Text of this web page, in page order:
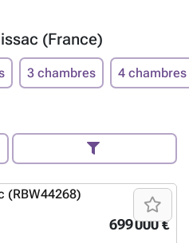
(France)
3 chambres 4 chambres
699 000 €